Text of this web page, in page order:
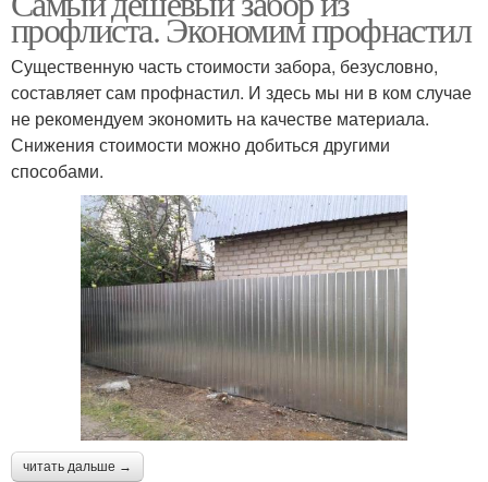
профлиста. Экономим профнастил
Существенную часть стоимости забора, безусловно,
составляет сам профнастил. И здесь мы ни в ком случае
не рекомендуем экономить на качестве материала.
Снижения стоимости можно добиться другими
способами.
читать дальше →